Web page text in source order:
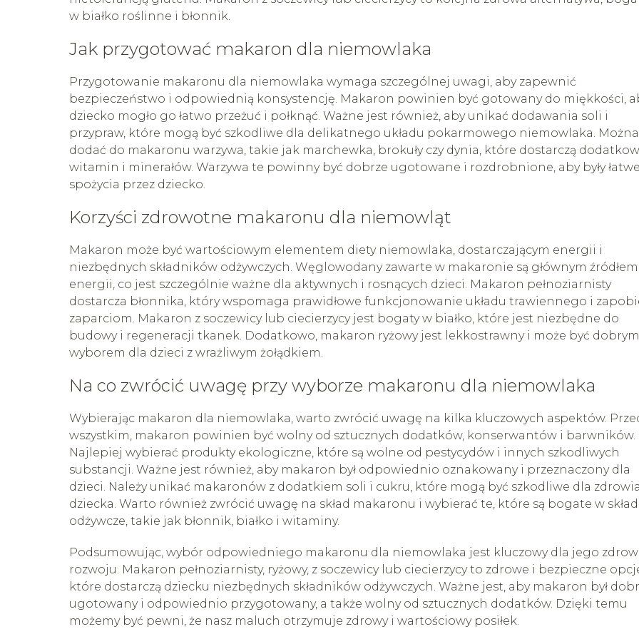
w białko roślinne i błonnik.
Jak przygotować makaron dla niemowlaka
Przygotowanie makaronu dla niemowlaka wymaga szczególnej uwagi, aby zapewnić
bezpieczeństwo i odpowiednią konsystencję. Makaron powinien być gotowany do miękkości,
dziecko mogło go łatwo przeżuć i połknąć. Ważne jest również, aby unikać dodawania soli i
przypraw, które mogą być szkodliwe dla delikatnego układu pokarmowego niemowlaka. Można
dodać do makaronu warzywa, takie jak marchewka, brokuły czy dynia, które dostarczą
witamin i minerałów. Warzywa te powinny być dobrze ugotowane i rozdrobnione, aby były
spożycia przez dziecko.
Korzyści zdrowotne makaronu dla niemowląt
Makaron może być wartościowym elementem diety niemowlaka, dostarczającym energii i
niezbędnych składników odżywczych. Węglowodany zawarte w makaronie są głównym źródłem
energii, co jest szczególnie ważne dla aktywnych i rosnących dzieci. Makaron pełnoziarnisty
dostarcza błonnika, który wspomaga prawidłowe funkcjonowanie układu trawiennego i
zaparciom. Makaron z soczewicy lub ciecierzycy jest bogaty w białko, które jest niezbędne do
budowy i regeneracji tkanek. Dodatkowo, makaron ryżowy jest lekkostrawny i może być dobrym
wyborem dla dzieci z wrażliwym żołądkiem.
Na co zwrócić uwagę przy wyborze makaronu dla niemowlaka
Wybierając makaron dla niemowlaka, warto zwrócić uwagę na kilka kluczowych aspektów.
wszystkim, makaron powinien być wolny od sztucznych dodatków, konserwantów i barwników.
Najlepiej wybierać produkty ekologiczne, które są wolne od pestycydów i innych szkodliwych
substancji. Ważne jest również, aby makaron był odpowiednio oznakowany i przeznaczony dla
dzieci. Należy unikać makaronów z dodatkiem soli i cukru, które mogą być szkodliwe dla zdrowia
dziecka. Warto również zwrócić uwagę na skład makaronu i wybierać te, które są bogate w
odżywcze, takie jak błonnik, białko i witaminy.
Podsumowując, wybór odpowiedniego makaronu dla niemowlaka jest kluczowy dla jego
rozwoju. Makaron pełnoziarnisty, ryżowy, z soczewicy lub ciecierzycy to zdrowe i bezpieczne
które dostarczą dziecku niezbędnych składników odżywczych. Ważne jest, aby makaron był
ugotowany i odpowiednio przygotowany, a także wolny od sztucznych dodatków. Dzięki temu
możemy być pewni, że nasz maluch otrzymuje zdrowy i wartościowy posiłek.